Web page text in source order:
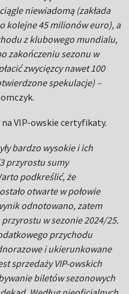
niewiadomą (zakłada
kolejne 45 milionów euro), a
z klubowego mundialu,
zakończeniu sezonu w
zwycięzcy nawet 100
spekulacje) –
VIP-owskie certyfikaty.
bardzo wysokie i ich
przyrostu sumy
podkreślić, że
otwarte w połowie
odnotowano, zatem
w sezonie 2024/25.
przychodu
i ukierunkowane
sprzedaży VIP-owskich
biletów sezonowych